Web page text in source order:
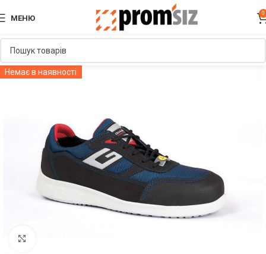
МЕНЮ
0
Немає в наявності